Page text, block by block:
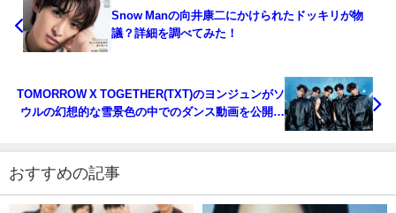
Snow Manの向井康二にかけられたドッキリが物
議？詳細を調べてみた！
TOMORROW X TOGETHER(TXT)のヨンジュンがソ
ウルの幻想的な雪景色の中でのダンス動画を公開！
おすすめの記事